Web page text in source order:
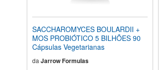
SACCHAROMYCES BOULARDII +
MOS PROBIÓTICO 5 BILHÕES 90
Cápsulas Vegetarianas
daJarrow Formulas